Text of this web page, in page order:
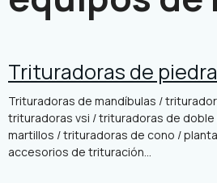
Trituradoras de piedra
Trituradoras de mandíbulas /
trituradoras vsi / trituradoras de
martillos / trituradoras de cono /
accesorios de trituración...